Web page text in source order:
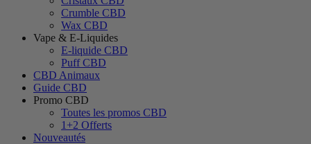
Crumble CBD
Wax CBD
Vape & E-Liquides
E-liquide CBD
Puff CBD
CBD Animaux
Guide CBD
Promo CBD
Toutes les promos CBD
1+2 Offerts
Nouveautés